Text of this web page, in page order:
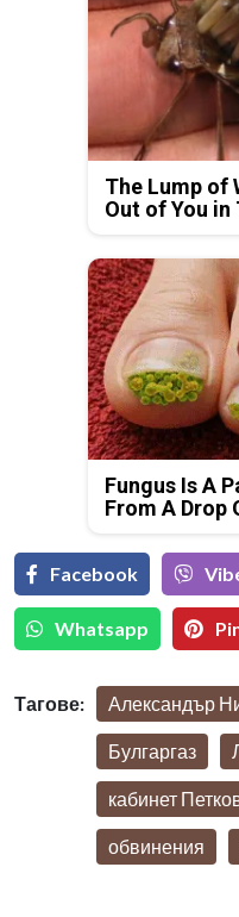
The Lump of
Out of You
Fungus Is A
From A Drop
Facebook
Whatsapp
Тагове: Александър
Булгаргаз
кабинет
обвинения